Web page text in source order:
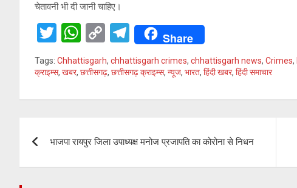
चेतावनी भी दी जानी चाहिए।
T
wi
tt
W
h
at
p
C
o
py
T
el
e
Share
Tags: Chhattisgarh, chhattisgarh crimes, chhattisgarh news, Crimes,
क्राइम्स, खबर, छत्तीसगढ़, छत्तीसगढ़ क्राइम्स, न्यूज, भारत, हिंदी खबर, हिंदी समाचार
navigation
भाजपा रायपुर जिला उपाध्यक्ष मनोज प्रजापति का कोरोना से निधन